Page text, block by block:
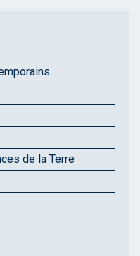
de la Terre